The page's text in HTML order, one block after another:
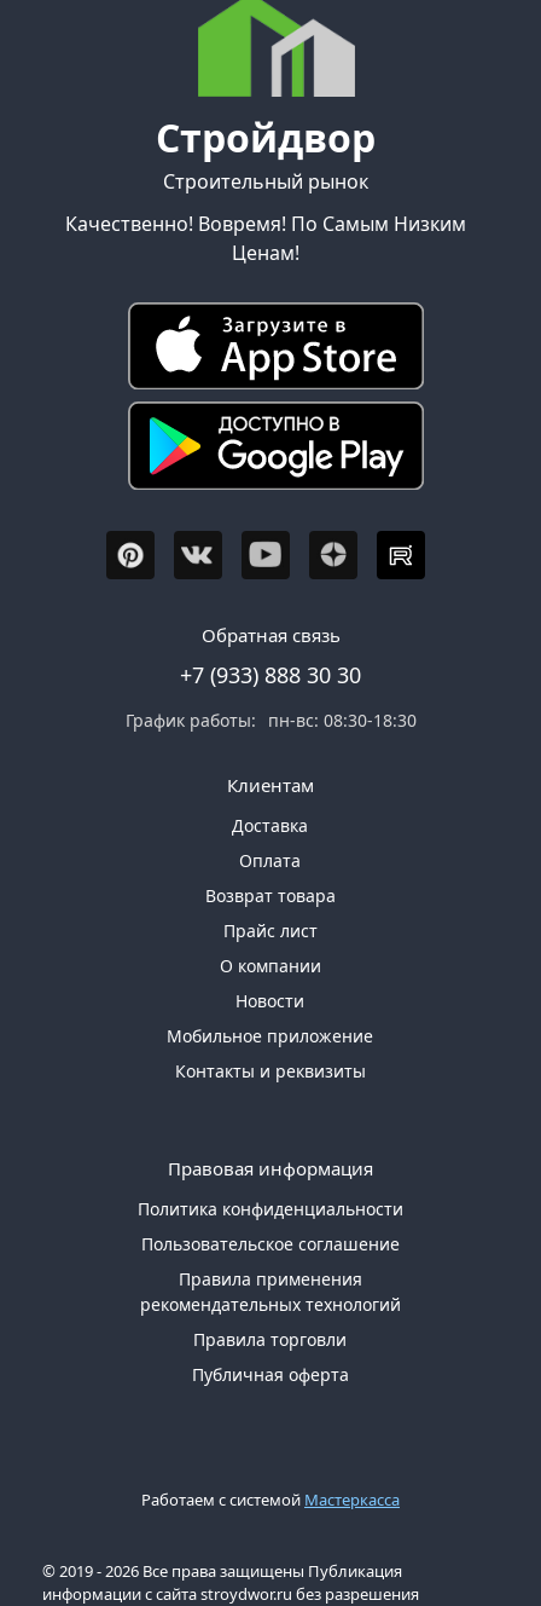
Стройдвор
Строительный рынок
Качественно! Вовремя! По Самым Низким
Ценам!
Обратная связь
+7 (933) 888 30 30
График работы: пн-вс: 08:30-18:30
Клиентам
Доставка
Оплата
Возврат товара
Прайс лист
О компании
Новости
Мобильное приложение
Контакты и реквизиты
Правовая информация
Политика конфиденциальности
Пользовательское соглашение
Правила применения
рекомендательных технологий
Правила торговли
Публичная оферта
Работаем с системой Мастеркасса
© 2019 - 2026 Все права защищены Публикация
информации с сайта stroydwor.ru без разрешения